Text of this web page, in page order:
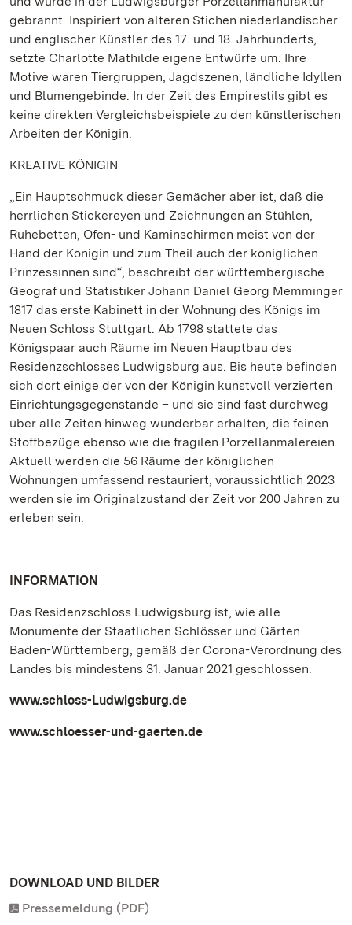
gebrannt. Inspiriert von älteren Stichen niederländischer
und englischer Künstler des 17. und 18. Jahrhunderts,
setzte Charlotte Mathilde eigene Entwürfe um: Ihre
Motive waren Tiergruppen, Jagdszenen, ländliche Idyllen
und Blumengebinde. In der Zeit des Empirestils gibt es
keine direkten Vergleichsbeispiele zu den künstlerischen
Arbeiten der Königin.
KREATIVE KÖNIGIN
„Ein Hauptschmuck dieser Gemächer aber ist, daß die
herrlichen Stickereyen und Zeichnungen an Stühlen,
Ruhebetten, Ofen- und Kaminschirmen meist von der
Hand der Königin und zum Theil auch der königlichen
Prinzessinnen sind“, beschreibt der württembergische
Geograf und Statistiker Johann Daniel Georg Memminger
1817 das erste Kabinett in der Wohnung des Königs im
Neuen Schloss Stuttgart. Ab 1798 stattete das
Königspaar auch Räume im Neuen Hauptbau des
Residenzschlosses Ludwigsburg aus. Bis heute befinden
sich dort einige der von der Königin kunstvoll verzierten
Einrichtungsgegenstände – und sie sind fast durchweg
über alle Zeiten hinweg wunderbar erhalten, die feinen
Stoffbezüge ebenso wie die fragilen Porzellanmalereien.
Aktuell werden die 56 Räume der königlichen
Wohnungen umfassend restauriert; voraussichtlich 2023
werden sie im Originalzustand der Zeit vor 200 Jahren zu
erleben sein.
INFORMATION
Das Residenzschloss Ludwigsburg ist, wie alle
Monumente der Staatlichen Schlösser und Gärten
Baden-Württemberg, gemäß der Corona-Verordnung des
Landes bis mindestens 31. Januar 2021 geschlossen.
www.schloss-Ludwigsburg.de
www.schloesser-und-gaerten.de
DOWNLOAD UND BILDER
Pressemeldung (PDF)